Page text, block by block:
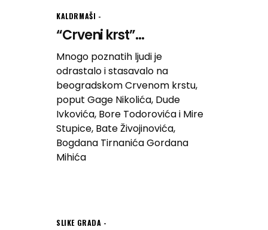
KALDRMAŠI
“Crveni krst”...
Mnogo poznatih ljudi je
odrastalo i stasavalo na
beogradskom Crvenom krstu,
poput Gage Nikolića, Dude
Ivkovića, Bore Todorovića i Mire
Stupice, Bate Živojinovića,
Bogdana Tirnanića Gordana
Mihića
SLIKE GRADA